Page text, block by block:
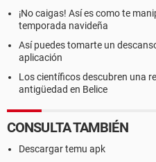
¡No caigas! Así es como te
temporada navideña
Así puedes tomarte un
aplicación
Los científicos descubren una
antigüedad en Belice
CONSULTA TAMBIÉN
Descargar temu apk